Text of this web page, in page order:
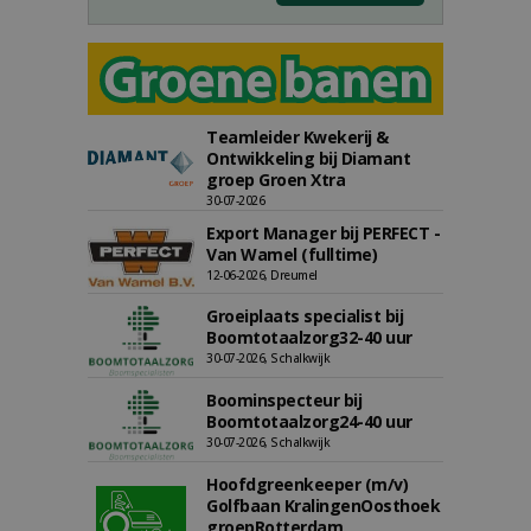
Teamleider Kwekerij &
Ontwikkeling bij Diamant
groep Groen Xtra
30-07-2026
Export Manager bij PERFECT -
Van Wamel (fulltime)
12-06-2026, Dreumel
Groeiplaats specialist bij
Boomtotaalzorg32-40 uur
30-07-2026, Schalkwijk
Boominspecteur bij
Boomtotaalzorg24-40 uur
30-07-2026, Schalkwijk
Hoofdgreenkeeper (m/v)
Golfbaan KralingenOosthoek